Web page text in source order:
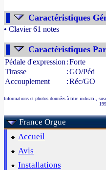
Caractéristiques
• Clavier 61 notes
Caractéristiques
Pédale d'expression :Forte
Tirasse
:GO/Péd
Accouplement
:Réc/GO
Informations et photos données à titre indicatif,
France Orgue
Accueil
Avis
Installations